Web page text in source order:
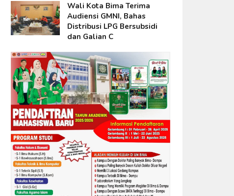
Wali Kota Bima Terima
Audiensi GMNI, Bahas
Distribusi LPG Bersubsidi
dan Galian C